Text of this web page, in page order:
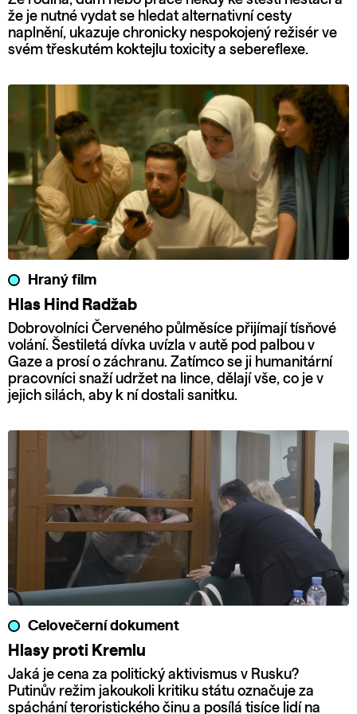
že je nutné vydat se hledat alternativní cesty
naplnění, ukazuje chronicky nespokojený režisér ve
svém třeskutém koktejlu toxicity a sebereflexe.
Hraný film
Hlas Hind Radžab
Dobrovolníci Červeného půlměsíce přijímají tísňové
volání. Šestiletá dívka uvízla v autě pod palbou v
Gaze a prosí o záchranu. Zatímco se ji humanitární
pracovníci snaží udržet na lince, dělají vše, co je v
jejich silách, aby k ní dostali sanitku.
Celovečerní dokument
Hlasy proti Kremlu
Jaká je cena za politický aktivismus v Rusku?
Putinův režim jakoukoli kritiku státu označuje za
spáchání teroristického činu a posílá tisíce lidí na